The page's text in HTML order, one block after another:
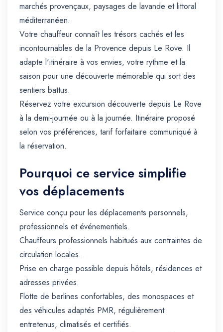
marchés provençaux, paysages de lavande et littoral
méditerranéen.
Votre chauffeur connaît les trésors cachés et les
incontournables de la Provence depuis Le Rove. Il
adapte l'itinéraire à vos envies, votre rythme et la
saison pour une découverte mémorable qui sort des
sentiers battus.
Réservez votre excursion découverte depuis Le Rove
à la demi-journée ou à la journée. Itinéraire proposé
selon vos préférences, tarif forfaitaire communiqué à
la réservation.
Pourquoi ce service simplifie
vos déplacements
Service conçu pour les déplacements personnels,
professionnels et événementiels.
Chauffeurs professionnels habitués aux contraintes de
circulation locales.
Prise en charge possible depuis hôtels, résidences et
adresses privées.
Flotte de berlines confortables, des monospaces et
des véhicules adaptés PMR, régulièrement
entretenus, climatisés et certifiés.